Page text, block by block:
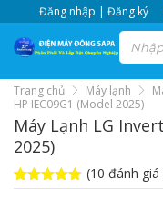
Đăng nhập | Đăng ký
Trang chủ Máy lạnh
HP IEC09G1 (Model 2025)
Máy Lạnh LG
2025)
4.8trên 5
10
(10 đánh giá